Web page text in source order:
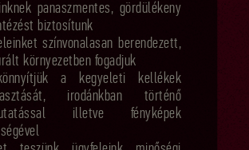
panaszmentes, gördülékeny
biztosítunk
színvonalasan berendezett,
környezetben fogadjuk
a kegyeleti kellékek
irodánkban történő
illetve fényképek